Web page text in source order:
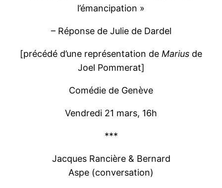
l’émancipation »
– Réponse de Julie de Dardel
[précédé d’une représentation de Marius de
Joel Pommerat]
Comédie de Genève
Vendredi 21 mars, 16h
***
Jacques Rancière & Bernard
Aspe (conversation)